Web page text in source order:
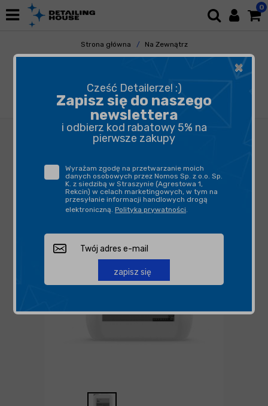
0
Strona główna
Na Zewnątrz
Elementy Gumowe i Plastikowe
Koch Chemie Gummi-Kunststoff 10L -
preparat do odświeżania gumy winylu oraz
tworzyw sztucznych
×
Cześć Detailerze! :)
Zapisz się do naszego
newslettera
i odbierz kod rabatowy 5% na
pierwsze zakupy
Wyrażam zgodę na przetwarzanie moich
danych osobowych przez Nomos Sp. z o.o. Sp.
K. z siedzibą w Straszynie (Agrestowa 1,
Rekcin) w celach marketingowych, w tym na
przesyłanie informacji handlowych drogą
elektroniczną. Polityka prywatności.
zapisz się